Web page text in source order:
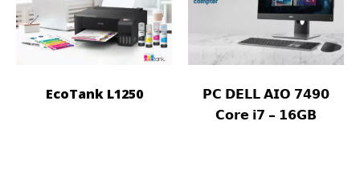
EcoTank L1250
𝗣𝗖 𝗗𝗘𝗟𝗟 𝗔𝗜𝗢 𝟳𝟰𝟵𝟬
𝗖𝗼𝗿𝗲 𝗶𝟳 – 𝟭𝟲𝗚𝗕